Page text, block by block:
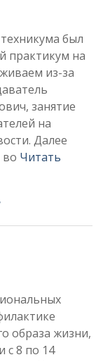
был
практикум на
из-за
занятие
на
Далее
во Читать
образа жизни,
с 8 по 14